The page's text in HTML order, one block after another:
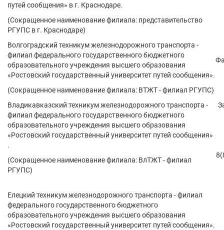
путей сообщения» в г. Краснодаре.
(Сокращенное наименование филиала: представительство
РГУПС в г. Краснодаре)
Волгоградский техникум железнодорожного транспорта -
филиал федерального государственного бюджетного
образовательного учреждения высшего образования
«Ростовский государственный университет путей сообщения».
(Сокращенное наименование филиала: ВТЖТ - филиал РГУПС)
Владикавказский техникум железнодорожного транспорта -
филиал федерального государственного бюджетного
образовательного учреждения высшего образования
«Ростовский государственный университет путей сообщения»
.
(Сокращенное наименование филиала: ВлТЖТ - филиал
РГУПС)
Елецкий техникум железнодорожного транспорта - филиал
федерального государственного бюджетного
образовательного учреждения высшего образования
«Ростовский государственный университет путей сообщения».